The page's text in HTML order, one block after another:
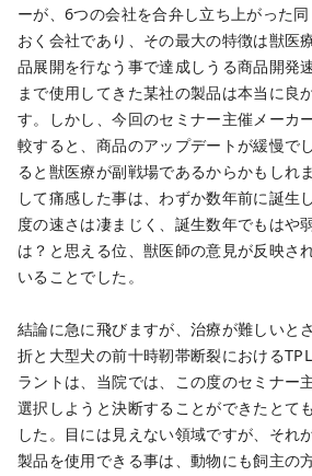
ーが、6つの会社を合弁し立ち上がった
おく会社であり、その最大の特徴は獣医
品展開を行なう事で達成しうる商品開発
まで使用してきた某社の製品は本当に良
す。しかし、今回のセミナー主催メーカ
較すると、商品のアップデートが緩慢で
ると獣医療が副戦場であるからかもしれ
して痛感した事は、わずか数年前に誕生
度の速さは凄まじく、誕生数年でもはや
は？と思える位、獣医師の意見が反映さ
いることでした。
結論に急に飛びますが、治療が難しいと
折と大型犬の前十時靭帯断裂における
ラントは、当院では、この度のセミナー
選択しようと決断することができたとて
した。目には見えない領域ですが、それ
製品を使用できる事は、動物にも飼主の